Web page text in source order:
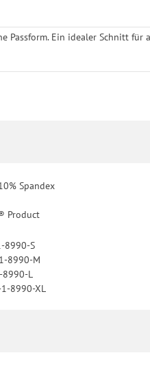
Passform. Ein idealer Schnitt für
Spandex
Product
8990-S
8990-M
L
8990-XL